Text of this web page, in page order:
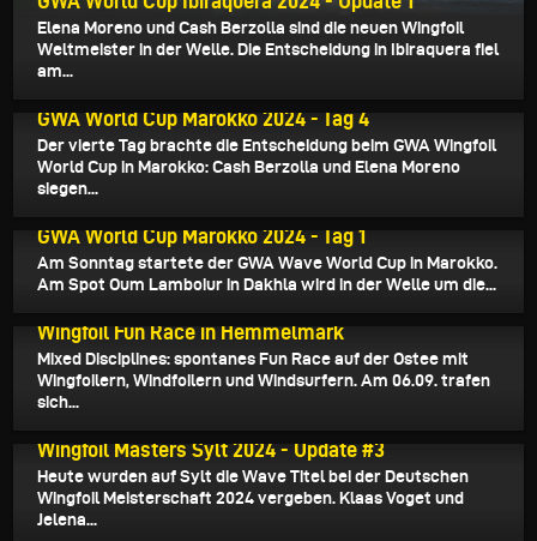
Elena Moreno und Cash Berzolla sind die neuen Wingfoil
Weltmeister in der Welle. Die Entscheidung in Ibiraquera fiel
am...
GWA World Cup Marokko 2024 - Tag 4
Der vierte Tag brachte die Entscheidung beim GWA Wingfoil
World Cup in Marokko: Cash Berzolla und Elena Moreno
siegen...
GWA World Cup Marokko 2024 - Tag 1
Am Sonntag startete der GWA Wave World Cup in Marokko.
Am Spot Oum Lamboiur in Dakhla wird in der Welle um die...
Wingfoil Fun Race in Hemmelmark
Mixed Disciplines: spontanes Fun Race auf der Ostee mit
Wingfoilern, Windfoilern und Windsurfern. Am 06.09. trafen
sich...
Wingfoil Masters Sylt 2024 - Update #3
Heute wurden auf Sylt die Wave Titel bei der Deutschen
Wingfoil Meisterschaft 2024 vergeben. Klaas Voget und
Jelena...